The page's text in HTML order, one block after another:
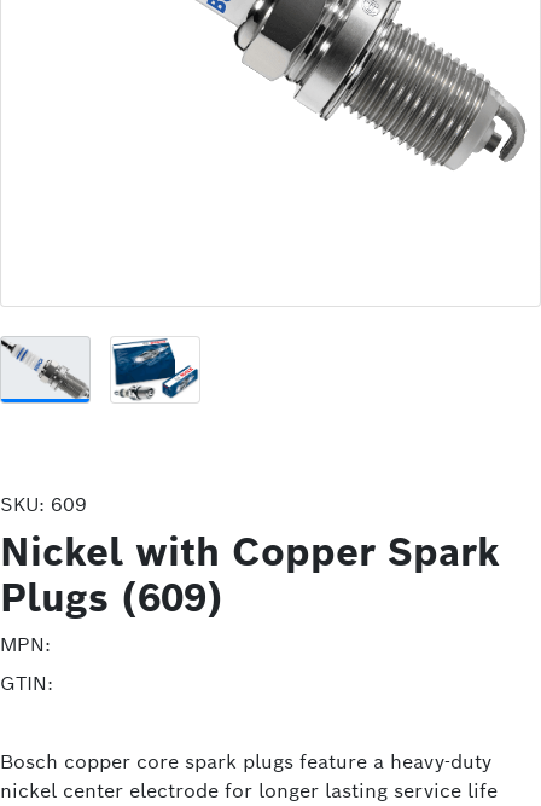
SKU: 609
Nickel with Copper Spark
Plugs (609)
MPN:
GTIN:
Bosch copper core spark plugs feature a heavy-duty
nickel center electrode for longer lasting service life